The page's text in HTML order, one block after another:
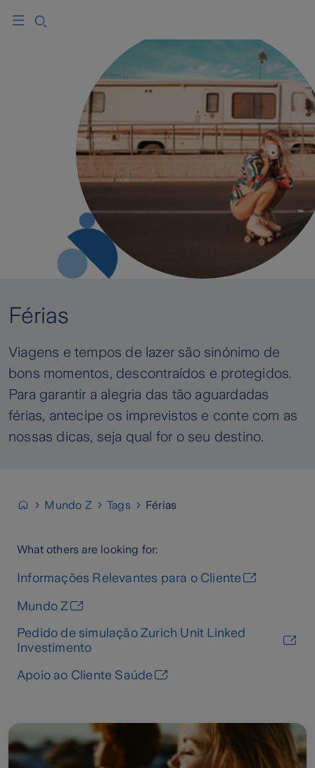
Férias
Viagens e tempos de lazer são sinónimo de
bons momentos, descontraídos e protegidos.
Para garantir a alegria das tão aguardadas
férias, antecipe os imprevistos e conte com as
nossas dicas, seja qual for o seu destino.
Mundo Z Tags Férias
What others are looking for:
Informações Relevantes para o Cliente
Mundo Z
Pedido de simulação Zurich Unit Linked
Investimento
Apoio ao Cliente Saúde